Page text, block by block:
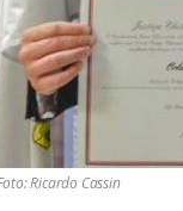
Ricardo Cassin